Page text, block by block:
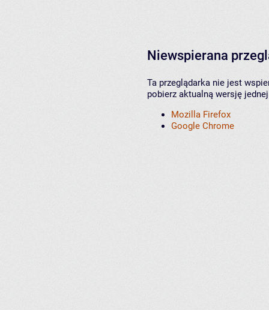
Niewspierana
Ta przeglądarka nie jest
pobierz aktualną wersję
Mozilla Firefox
Google Chrome